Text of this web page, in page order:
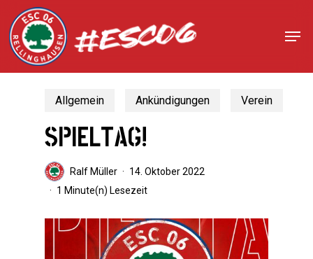
main
content
Allgemein Ankündigungen Verein
SPIELTAG!
Ralf Müller
14. Oktober 2022
1 Minute(n) Lesezeit
Close